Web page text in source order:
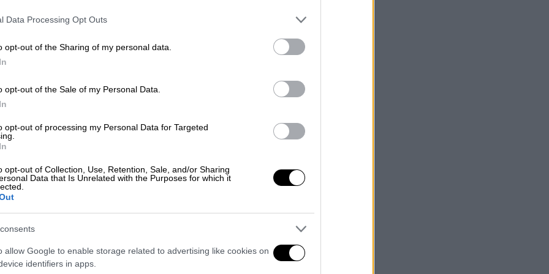
Data Processing Opt Outs
opt-out of the Sharing of my personal data.
opt-out of the Sale of my Personal Data.
opt-out of processing my Personal Data for Targeted
opt-out of Collection, Use, Retention, Sale, and/or Sharing
Data that Is Unrelated with the Purposes for which it
allow Google to enable storage related to advertising like cookies on
identifiers in apps.
του μήνα κι αυτό γιατί οι διαδικασίες
χρόνο.
της ΕΡΤ εφόσον καταλήξει στο
να γίνει τις επόμενες μέρες - θα
στο διευθύνοντα σύμβουλο της
δώσει την οριστική έγκριση ενώ στη
συμφωνητικά μεταξύ του
.gr,η ελληνικής καταγωγής Ολλανδέζα
προηγείται σταθερά έναντι των
πάντα πληροφορίες η πρόταση που έχει
έχει κερδίσει μέχρι στιγμής τις
αρμόδιας επιτροπής της ΕΡΤ χωρίς
τελευταίας στιγμής.